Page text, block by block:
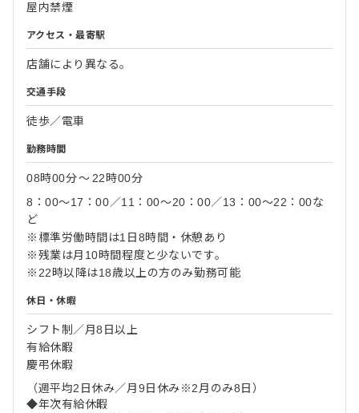
屋内禁煙
アクセス・最寄駅
店舗により異なる。
交通手段
徒歩／電車
勤務時間
08時00分〜 22時00分
8：00～17：00／11：00～20：00／13：00～22：00な
ど
※標準労働時間は1日8時間・休憩あり
※残業は月10時間程度と少ないです。
※22時以降は18歳以上の方のみ勤務可能
休日・休暇
シフト制／月8日以上
有給休暇
慶弔休暇
（週平均2日休み／月9日休み※2月のみ8日）
◆年次有給休暇